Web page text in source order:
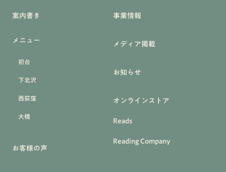
案内書き
メニュー
初台
下北沢
西荻窪
大橋
お客様の声
事業情報
メディア掲載
お知らせ
オンラインストア
Reads
Reading Company